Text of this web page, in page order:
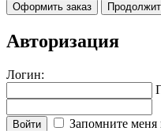
Оформить заказ
Авторизация
Логин:
Войти
Запомните меня